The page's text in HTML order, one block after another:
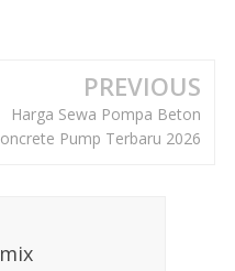
PREVIOUS
Harga Sewa Pompa Beton
Pump Terbaru 2026